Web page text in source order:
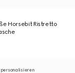
Horsebit Ristretto